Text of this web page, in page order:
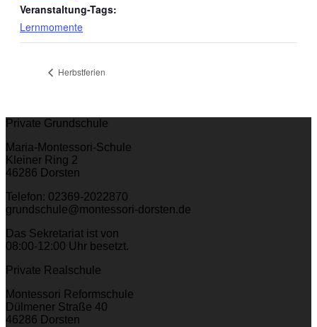
Veranstaltung-Tags:
Lernmomente
Herbstferien
Private Grundschule
Maria-Montessori-Schule
Kleiner Ring 2
46286 Dorsten
Telefon: 02369-2022870
grundschule@montessori-dorsten.de
Das Sekretariat ist von
08:00-12:00 Uhr besetzt.
Private Realschule
Montessori Reformschule
Dülmener Straße 40
46286 Dorsten